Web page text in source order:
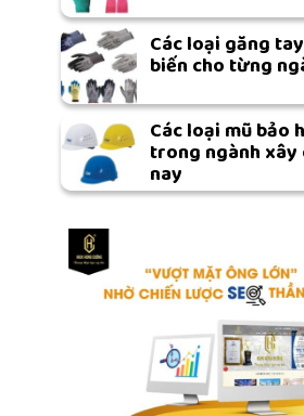
Các loại găng
biến cho từng
Các loại mũ bảo
trong ngành xây
nay